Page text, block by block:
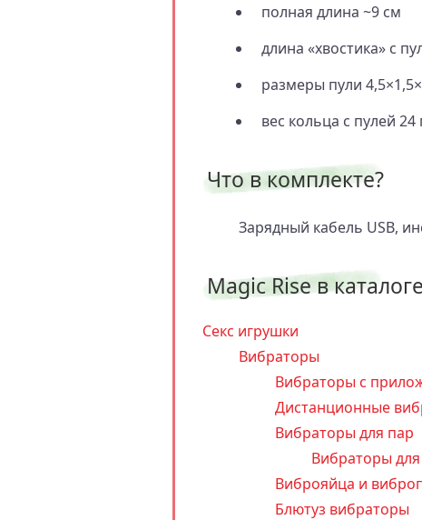
полная длина ~9 см
длина «хвостика» с
размеры пули
вес кольца с пулей 24
Что в комплекте?
Зарядный кабель USB,
Magic Rise в
Секс игрушки
Вибраторы
Вибраторы с
Дистанционные
Вибраторы для пар
Вибраторы
Виброяйца и
Блютуз вибраторы